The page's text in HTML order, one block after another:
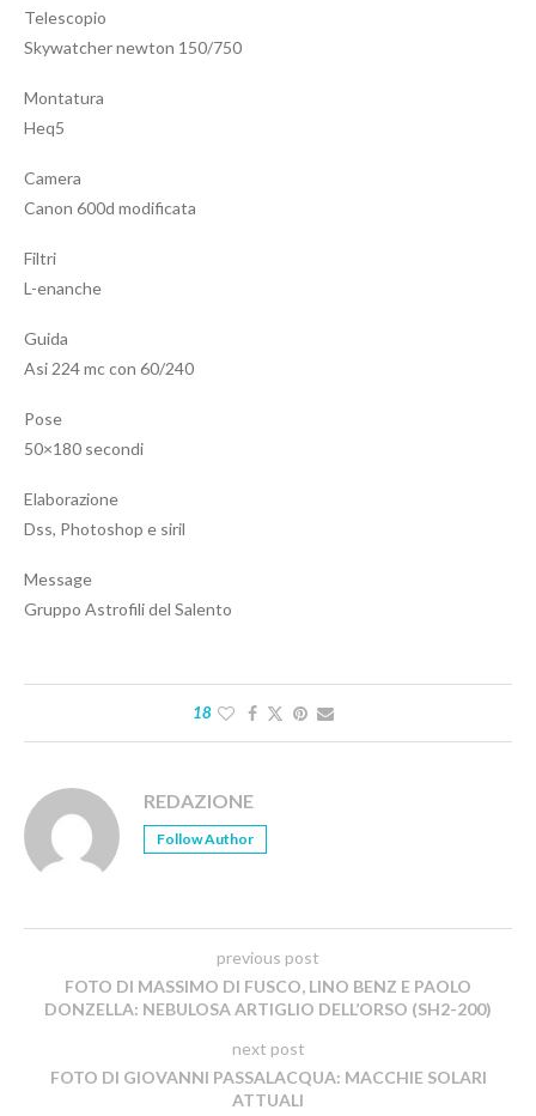
Telescopio
Skywatcher newton 150/750
Montatura
Heq5
Camera
Canon 600d modificata
Filtri
L-enanche
Guida
Asi 224 mc con 60/240
Pose
50×180 secondi
Elaborazione
Dss, Photoshop e siril
Message
Gruppo Astrofili del Salento
18
REDAZIONE
Follow Author
previous post
FOTO DI MASSIMO DI FUSCO, LINO BENZ E PAOLO
DONZELLA: NEBULOSA ARTIGLIO DELL’ORSO (SH2-200)
next post
FOTO DI GIOVANNI PASSALACQUA: MACCHIE SOLARI
ATTUALI